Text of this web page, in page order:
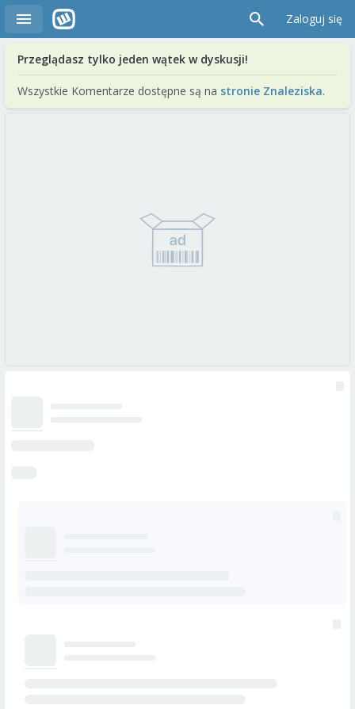
Zaloguj się
Przeglądasz tylko jeden wątek w dyskusji!
Wszystkie Komentarze dostępne są na stronie Znaleziska.